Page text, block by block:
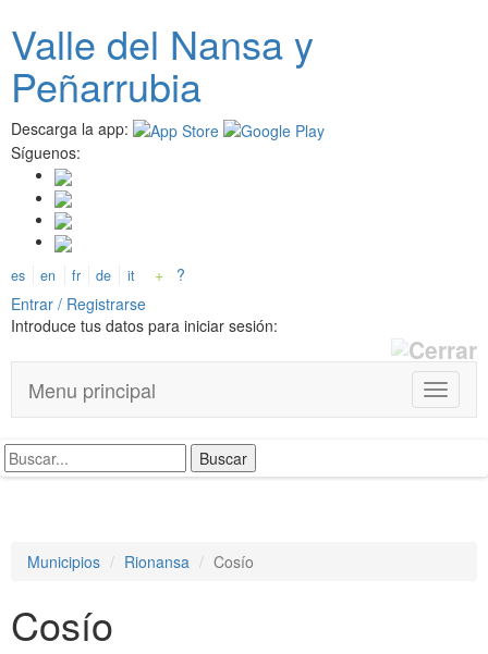
contenido
principal
Valle del Nansay
Peñarrubia
Descarga la app:
Síguenos:
es en fr de it +
?
Entrar / Registrarse
Introduce tus datos para iniciar sesión:
T
o
l
Menu principal
Municipios Rionansa Cosío
Cosío